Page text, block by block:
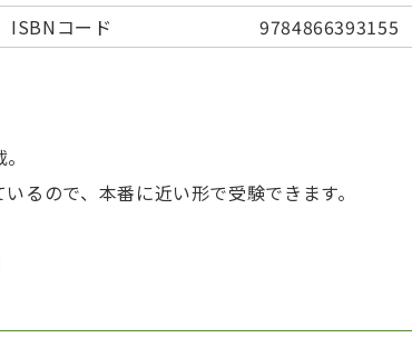
ISBNコード
9784866393155
るので、本番に近い形で受験できます。